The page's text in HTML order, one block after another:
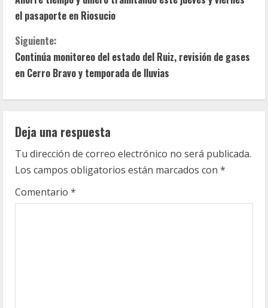
i
g
u
e
y
e
n
el pasaporte en Riosucio
Siguiente:
Continúa monitoreo del estado del Ruiz, revisión de gases
en Cerro Bravo y temporada de lluvias
Deja una respuesta
Tu dirección de correo electrónico no será publicada.
Los campos obligatorios están marcados con *
Comentario *